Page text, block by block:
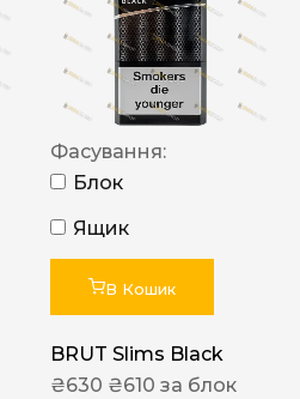
Фасування:
Блок
Ящик
В Кошик
BRUT Slims Black
₴630 ₴610 за блок